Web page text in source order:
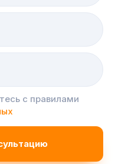
с правилами